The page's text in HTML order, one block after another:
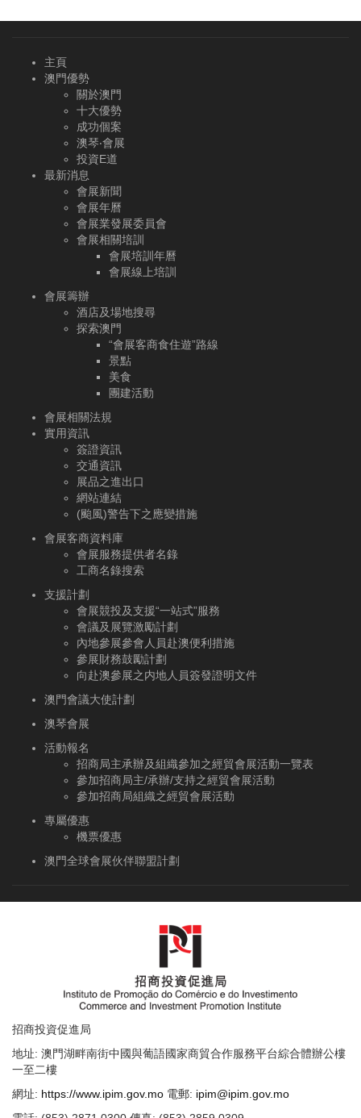
主頁
澳門優勢
關於澳門
十大優勢
成功個案
澳琴‧會展
投資E道
最新消息
會展新聞
會展年曆
會展業發展委員會
會展相關培訓
會展培訓年曆
會展線上培訓
會展籌辦
酒店及場地搜尋
探索澳門
“會展客商食住遊”路線
景點
美食
團建活動
會展相關法規
實用資訊
簽證資訊
交通資訊
展品之進出口
網站連結
(颱風)警告下之應變措施
會展客商資料庫
會展服務提供者名錄
工商名錄搜索
支援計劃
會展競投及支援“一站式”服務
會議及展覽激勵計劃
內地參展參會人員赴澳便利措施
參展財務鼓勵計劃
向赴澳參展之内地人員簽發證明文件
澳門會議大使計劃
澳琴會展
活動報名
招商局主承辦及組織參加之經貿會展活動一覽表
參加招商局主/承辦/支持之經貿會展活動
參加招商局組織之經貿會展活動
專屬優惠
機票優惠
澳門全球會展伙伴聯盟計劃
招商投資促進局
地址: 澳門湖畔南街中國與葡語國家商貿合作服務平台綜合體辦公樓
一至二樓
網址: https://www.ipim.gov.mo 電郵: ipim@ipim.gov.mo